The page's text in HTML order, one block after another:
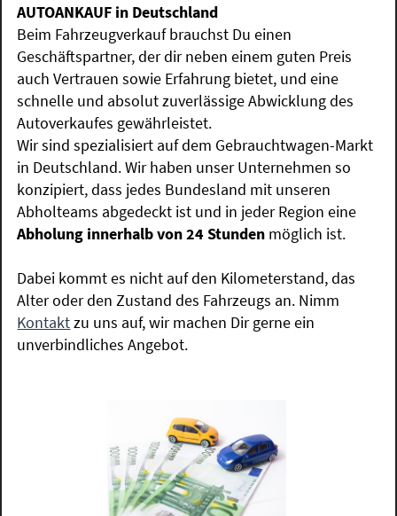
AUTOANKAUF in Deutschland
Beim Fahrzeugverkauf brauchst Du einen
Geschäftspartner, der dir neben einem guten Preis
auch Vertrauen sowie Erfahrung bietet, und eine
schnelle und absolut zuverlässige Abwicklung des
Autoverkaufes gewährleistet.
Wir sind spezialisiert auf dem Gebrauchtwagen-Markt
in Deutschland. Wir haben unser Unternehmen so
konzipiert, dass jedes Bundesland mit unseren
Abholteams abgedeckt ist und in jeder Region eine
Abholung innerhalb von 24 Stunden möglich ist.
Dabei kommt es nicht auf den Kilometerstand, das
Alter oder den Zustand des Fahrzeugs an. Nimm
Kontaktzu uns auf, wir machen Dir gerne ein
unverbindliches Angebot.